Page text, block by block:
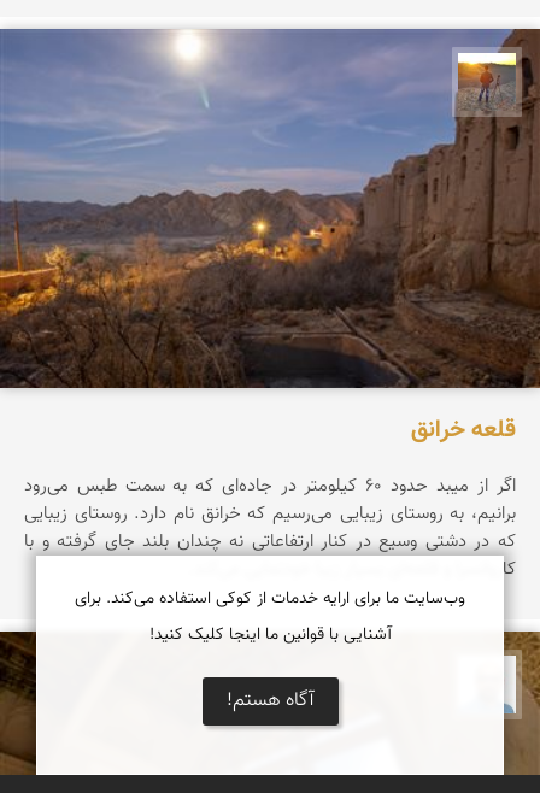
قلعه خرانق
اگر از میبد حدود ۶۰ کیلومتر در جاده‌ای که به سمت طبس می‌رود
برانیم، به روستای زیبایی می‌رسیم که خرانق نام دارد. روستای زیبایی
که در دشتی وسیع در کنار ارتفاعاتی نه چندان بلند جای گرفته و با
کاروانسرا و قلعه‌ای بسیار زیبا خودنمایی می‌کند.
وب‌سایت ما برای ارایه خدمات از کوکی استفاده می‌کند. برای
آشنایی با قوانین ما اینجا کلیک کنید!
آگاه هستم!